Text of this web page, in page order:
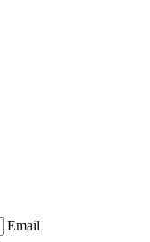
Email